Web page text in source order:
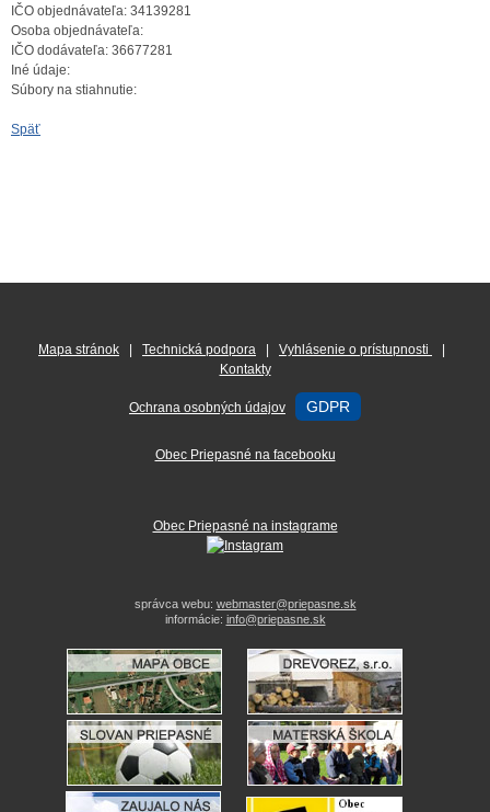
IČO objednávateľa: 34139281
Osoba objednávateľa:
IČO dodávateľa: 36677281
Iné údaje:
Súbory na stiahnutie:
Späť
Mapa stránok Technická podpora Vyhlásenie o prístupnosti
Kontakty
Ochrana osobných údajov GDPR
Obec Priepasné na facebooku
Obec Priepasné na instagrame
správca webu: webmaster@priepasne.sk
informácie: info@priepasne.sk